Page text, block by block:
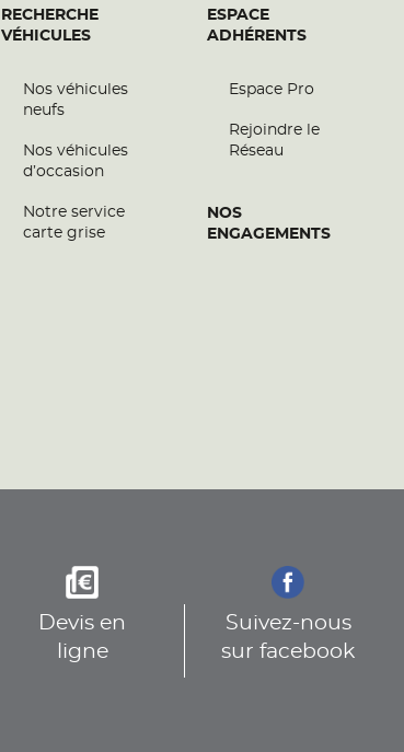
RECHERCHE
VÉHICULES
Nos véhicules
neufs
Nos véhicules
d’occasion
Notre service
carte grise
ESPACE
ADHÉRENTS
Espace Pro
Rejoindre le
Réseau
NOS
ENGAGEMENTS
Devis en
ligne
Suivez-nous
sur facebook